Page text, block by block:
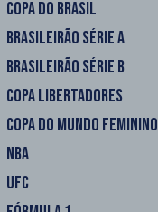
COPA DO BRASIL
BRASILEIRÃO SÉRIE A
BRASILEIRÃO SÉRIE B
COPA LIBERTADORES
COPA DO MUNDO FEMININO
NBA
UFC